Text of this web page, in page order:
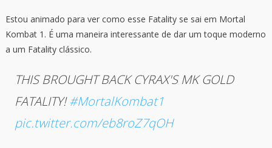
Estou animado para ver como esse Fatality se sai em Mortal
Kombat 1. É uma maneira interessante de dar um toque moderno
a um Fatality clássico.
THIS BROUGHT BACK CYRAX'S MK GOLD
FATALITY!#MortalKombat1
pic.twitter.com/eb8roZ7qOH